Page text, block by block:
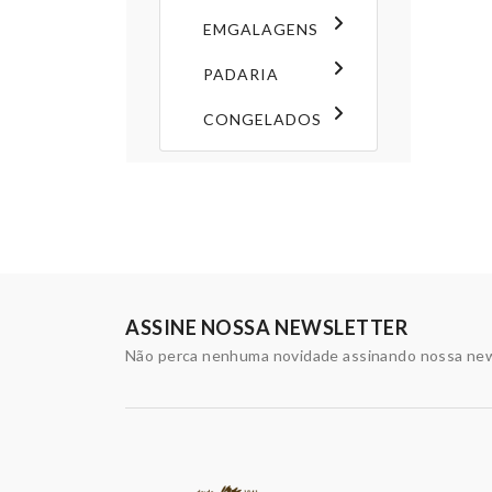
EMGALAGENS
PADARIA
CONGELADOS
ASSINE NOSSA NEWSLETTER
Não perca nenhuma novidade assinando nossa